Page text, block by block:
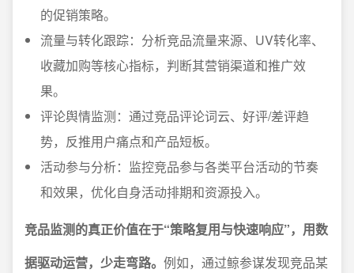
的促销策略。
流量与转化跟踪：分析竞品流量来源、UV转化率、
收藏加购等核心指标，判断其营销渠道和推广效
果。
评论舆情监测：通过竞品评论词云、好评/差评趋
势，反推用户痛点和产品短板。
活动参与分析：监控竞品参与各类平台活动的节奏
和效果，优化自身活动排期和资源投入。
竞品监测的真正价值在于“策略复用与快速响应”，用数
据驱动运营，少走弯路。 例如，通过鲸参谋发现竞品某